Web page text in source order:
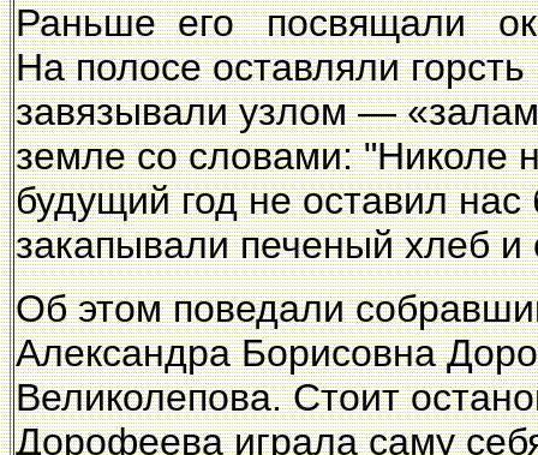
Раньше его посвящали
На полосе оставляли
завязывали узлом —
земле со словами: "Николе
будущий год не оставил
закапывали печеный хлеб и
Об этом поведали
Александра Борисовна
Великолепова. Стоит
Дорофеева играла саму